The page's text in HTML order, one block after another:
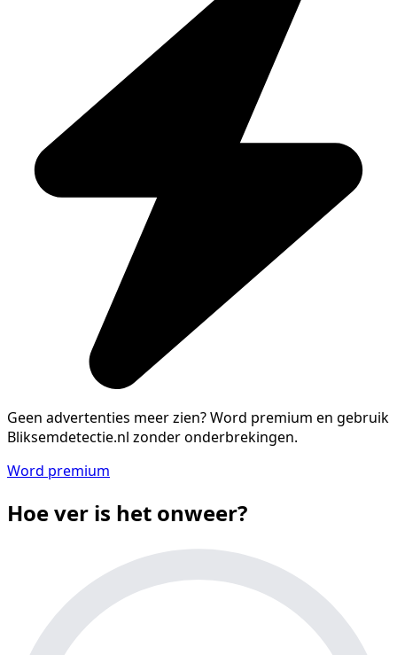
Geen advertenties meer zien?Word premium en gebruik
Bliksemdetectie.nl zonder onderbrekingen.
Word premium
Hoe ver is het onweer?